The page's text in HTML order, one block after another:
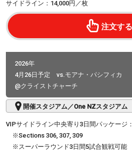
サイドライン：14,000円／枚
注文する
2026年
4月26日予定 vs.モアナ・パシフィカ
@クライストチャーチ
開催スタジアム／One NZスタジアム
VIPサイドライン中央寄り3日間パッケージ
※Sections 306, 307, 309
※スーパーラウンド3日間5試合観戦可能